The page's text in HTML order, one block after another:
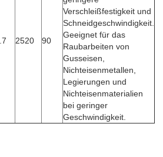
2520 90
Verschleißfestigkeit und
Schneidgeschwindigkeit.
Geeignet für das
Raubarbeiten von
Gusseisen,
Nichteisenmetallen,
Legierungen und
Nichteisenmaterialien
bei geringer
Geschwindigkeit.